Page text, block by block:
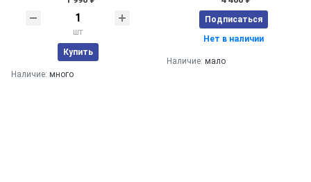
шт
Купить
Наличие: много
Подписаться
Нет в наличии
Наличие: мало